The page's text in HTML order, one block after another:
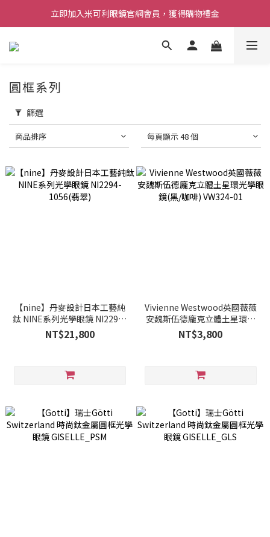
立即加入米可利眼鏡官網會員，獲得購物禮金
圓框系列
篩選
商品排序 每頁顯示 48 個
【nine】丹麥設計日本工藝純
鈦 NINE系列光學眼鏡 NI2294-
1056(翡翠)
NT$21,800
Vivienne Westwood英國薇薇
安魏斯伍德龐克立體土星環光
學眼鏡(黑/咖啡) VW324-01
NT$3,800